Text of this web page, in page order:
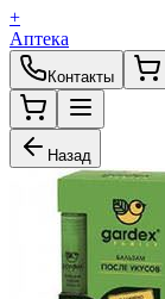
+
Аптека
Контакты
Назад